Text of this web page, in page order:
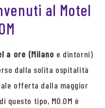
al Motel
a ore (Milano e dintorni)
dalla solita ospitalità
offerta dalla maggior
tipo, MO.OM è